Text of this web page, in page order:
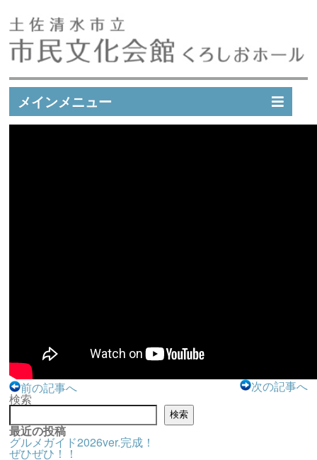
メインメニュー
前の記事へ 次の記事へ
検索
検索
最近の投稿
グルメガイド2026ver.完成！
ぜひぜひ！！